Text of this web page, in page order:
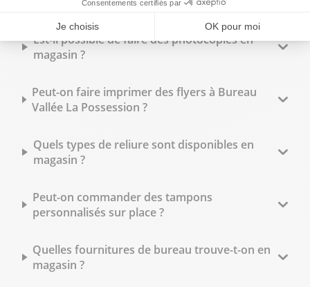
Est-il possible de faire des photocopies en
magasin ?
Peut-on faire imprimer des flyers à Bureau
Vallée La Possession ?
Quels types de reliure sont disponibles en
magasin ?
Peut-on commander des tampons
personnalisés sur place ?
Quelles fournitures de bureau trouve-t-on en
magasin ?